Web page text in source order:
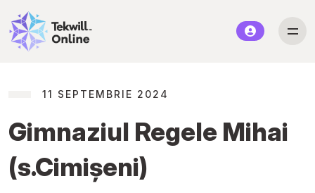
11 SEPTEMBRIE 2024
Gimnaziul Regele Mihai
(s.Cimișeni)